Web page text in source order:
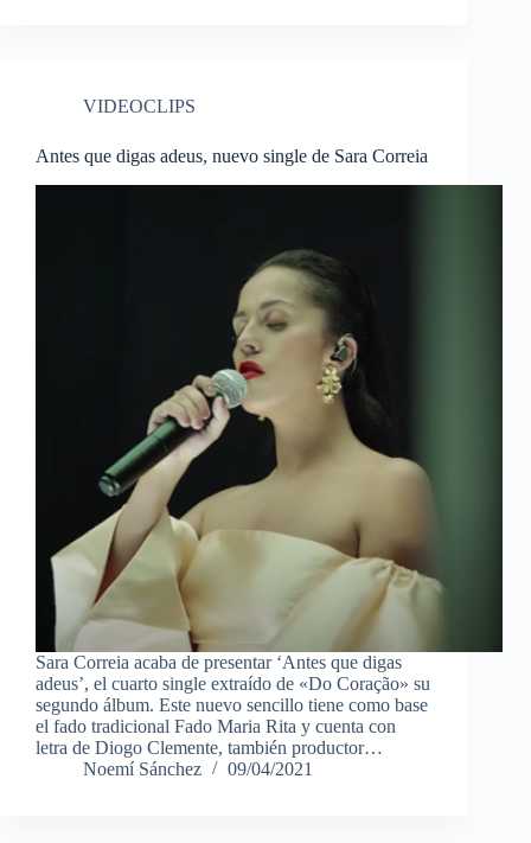
VIDEOCLIPS
Antes que digas adeus, nuevo single de Sara Correia
Sara Correia acaba de presentar ‘Antes que digas
adeus’, el cuarto single extraído de «Do Coração» su
segundo álbum. Este nuevo sencillo tiene como base
el fado tradicional Fado Maria Rita y cuenta con
letra de Diogo Clemente, también productor…
Noemí Sánchez
09/04/2021